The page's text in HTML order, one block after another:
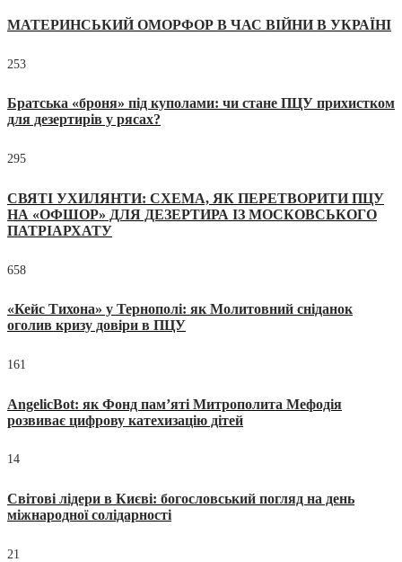
МАТЕРИНСЬКИЙ ОМОРФОР В ЧАС ВІЙНИ В УКРАЇНІ
253
Братська «броня» під куполами: чи стане ПЦУ прихистком
для дезертирів у рясах?
295
СВЯТІ УХИЛЯНТИ: СХЕМА, ЯК ПЕРЕТВОРИТИ ПЦУ
НА «ОФШОР» ДЛЯ ДЕЗЕРТИРА ІЗ МОСКОВСЬКОГО
ПАТРІАРХАТУ
658
«Кейс Тихона» у Тернополі: як Молитовний сніданок
оголив кризу довіри в ПЦУ
161
AngelicBot: як Фонд пам’яті Митрополита Мефодія
розвиває цифрову катехизацію дітей
14
Світові лідери в Києві: богословський погляд на день
міжнародної солідарності
21